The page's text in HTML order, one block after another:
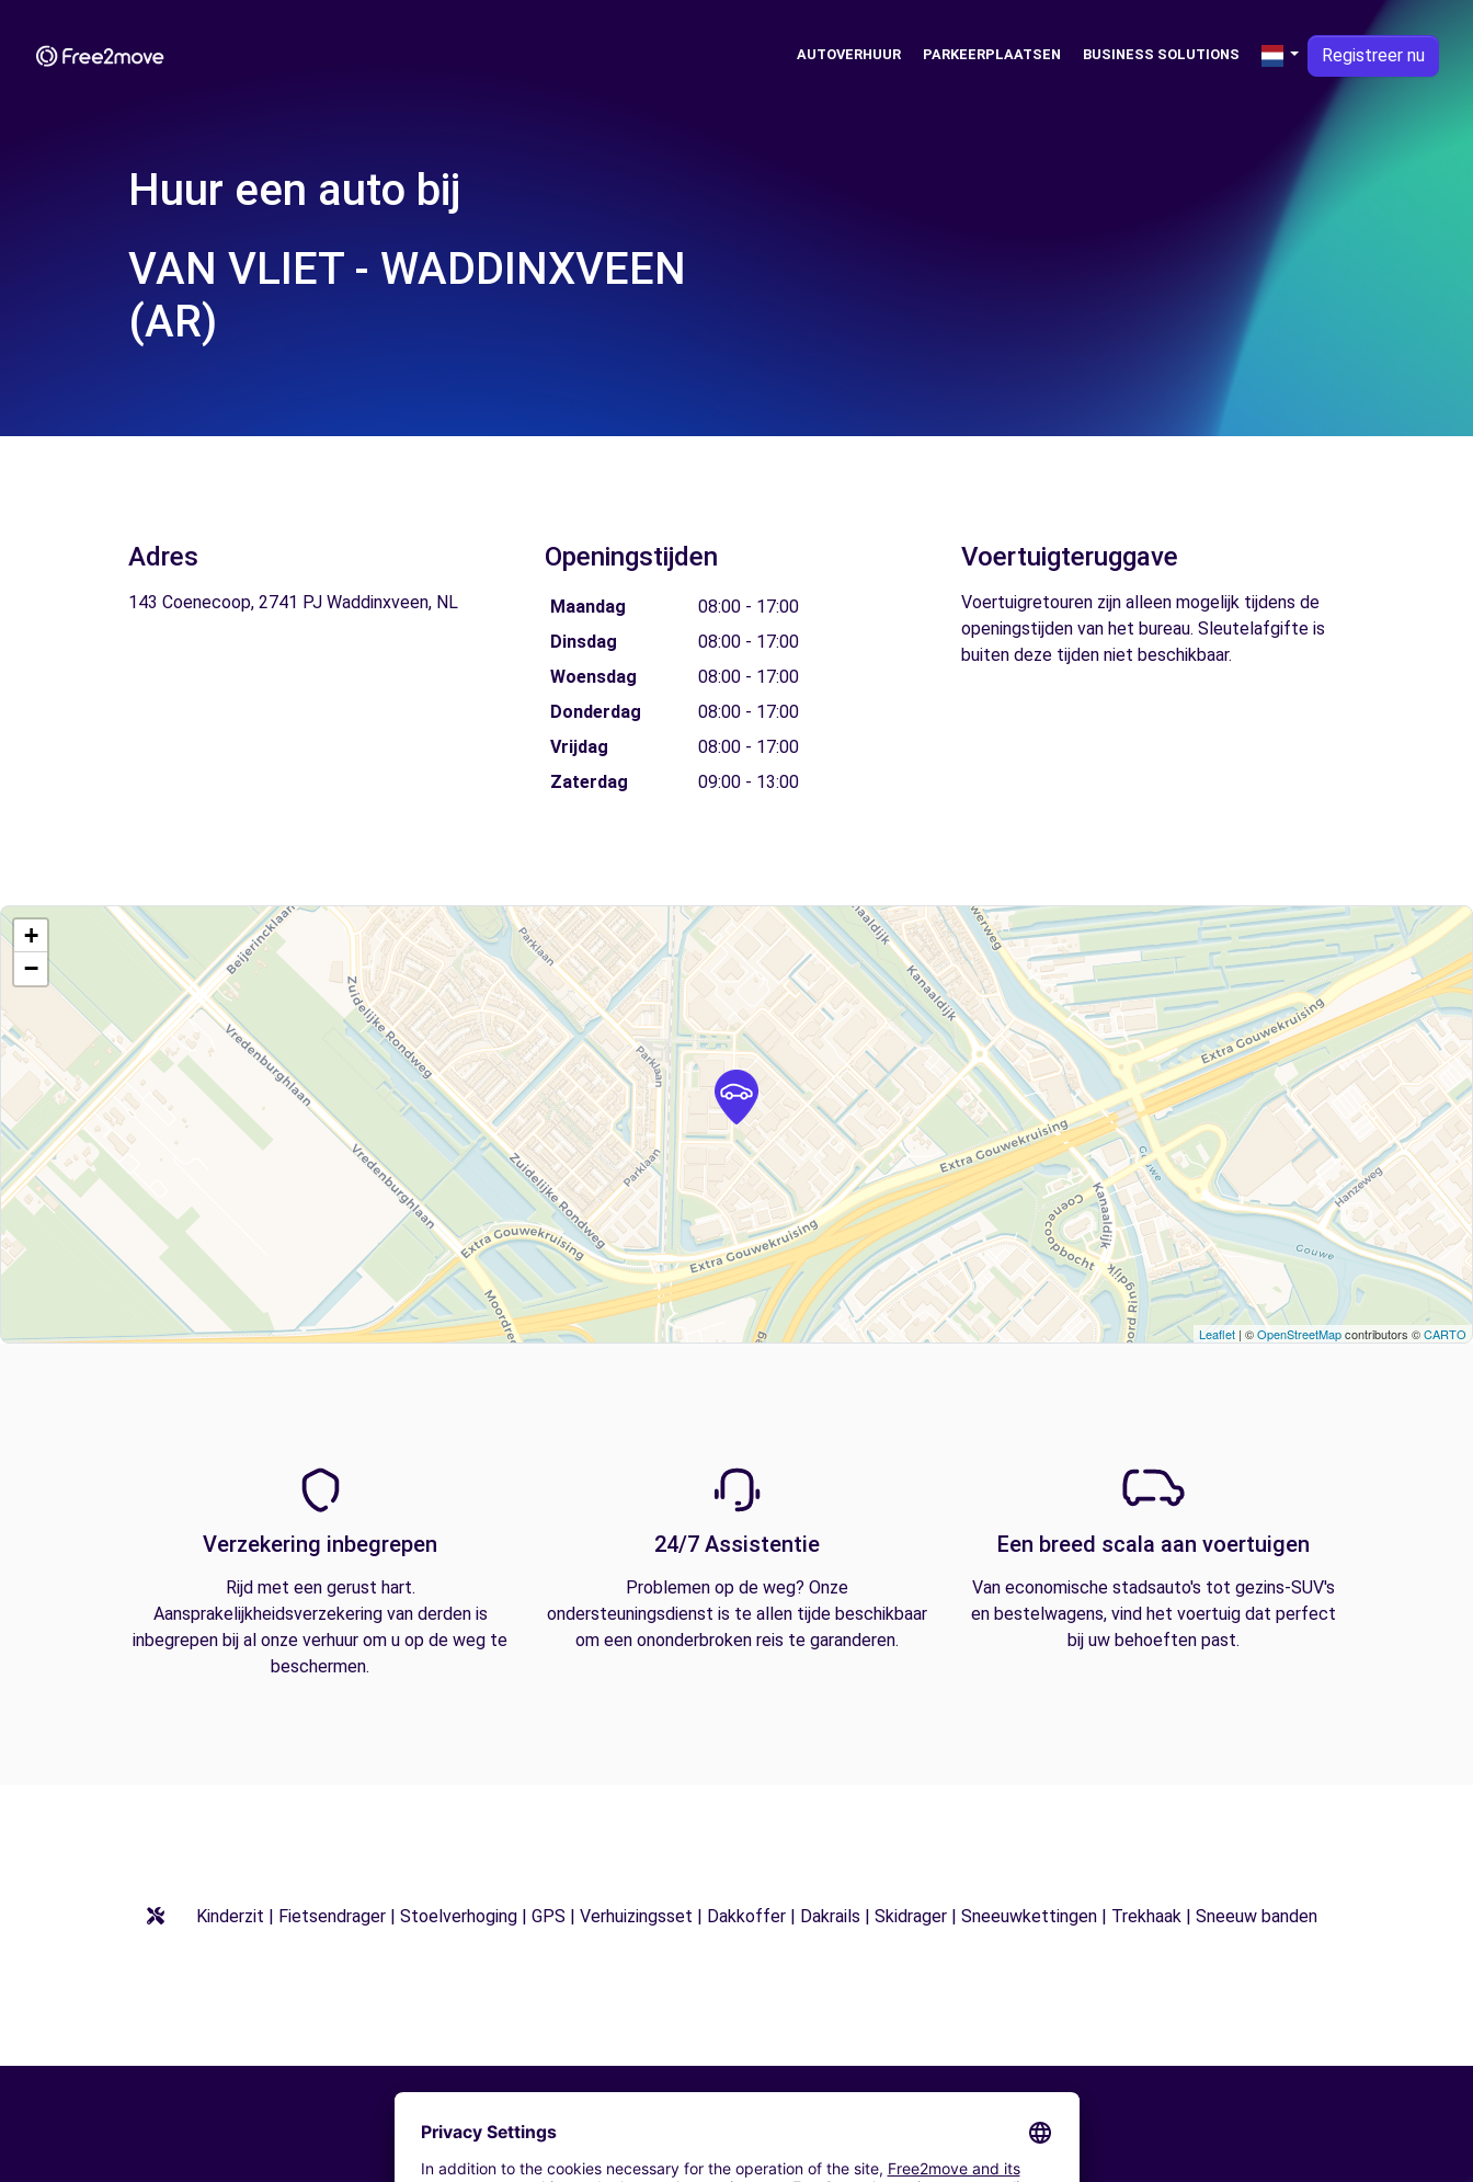
AUTOVERHUUR PARKEERPLAATSEN BUSINESS SOLUTIONS Registreer nu
Huur een auto bij
VAN VLIET - WADDINXVEEN
(AR)
Adres
143 Coenecoop, 2741 PJ Waddinxveen, NL
Openingstijden
Maandag
08:00 - 17:00
Dinsdag
08:00 - 17:00
Woensdag
08:00 - 17:00
Donderdag
08:00 - 17:00
Vrijdag
08:00 - 17:00
Zaterdag
09:00 - 13:00
Voertuigteruggave
Voertuigretouren zijn alleen mogelijk tijdens de
openingstijden van het bureau. Sleutelafgifte is
buiten deze tijden niet beschikbaar.
+
−
Leaflet | ©OpenStreetMapcontributors ©CARTO
Verzekering inbegrepen
Rijd met een gerust hart.
Aansprakelijkheidsverzekering van derden is
inbegrepen bij al onze verhuur om u op de weg te
beschermen.
24/7 Assistentie
Problemen op de weg? Onze
ondersteuningsdienst is te allen tijde beschikbaar
om een ononderbroken reis te garanderen.
Een breed scala aan voertuigen
Van economische stadsauto's tot gezins-SUV's
en bestelwagens, vind het voertuig dat perfect
bij uw behoeften past.
Kinderzit | Fietsendrager | Stoelverhoging | GPS | Verhuizingsset | Dakkoffer | Dakrails | Skidrager | Sneeuwkettingen | Trekhaak | Sneeuw banden